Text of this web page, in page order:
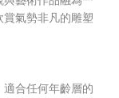
氣勢非凡的雕塑
合任何年齡層的